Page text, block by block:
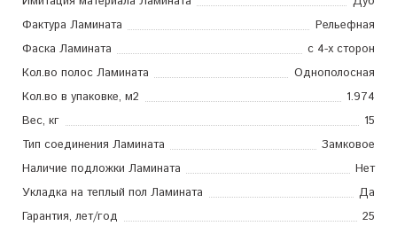
Фактура Ламината
Рельефная
Фаска Ламината
с 4-х сторон
Кол.во полос Ламината
Однополосная
Кол.во в упаковке, м2
1.974
Вес, кг
15
Тип соединения Ламината
Замковое
Наличие подложки Ламината
Нет
Укладка на теплый пол Ламината
Да
Гарантия, лет/год
25